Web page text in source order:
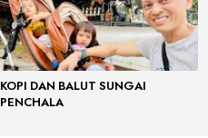
KOPI DAN BALUT SUNGAI
PENCHALA